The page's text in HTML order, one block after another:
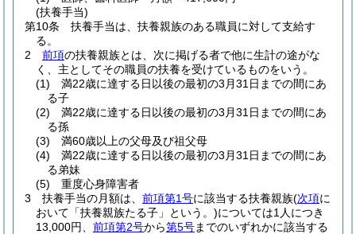
(扶養手当)
第10条
扶養手当は、扶養親族のある職員に対して支給す
る。
2
前項の扶養親族とは、次に掲げる者で他に生計の途がな
く、主としてその職員の扶養を受けているものをいう。
(1)
満22歳に達する日以後の最初の3月31日までの間にあ
る子
(2)
満22歳に達する日以後の最初の3月31日までの間にあ
る孫
(3)
満60歳以上の父母及び祖父母
(4)
満22歳に達する日以後の最初の3月31日までの間にあ
る弟妹
(5)
重度心身障害者
3
扶養手当の月額は、 前項第1号に該当する扶養親族(次項に
おいて「扶養親族たる子」という。)については1人につき
13,000円、 前項第2号から第5号までのいずれかに該当する